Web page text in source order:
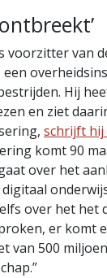
voorzitter van
een
Hij
en ziet
schrijft hij
komt 90
over het
over het het
er komt
van 500